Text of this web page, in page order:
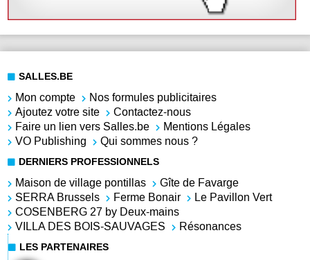
SALLES.BE
Mon compte
Nos formules publicitaires
Ajoutez votre site
Contactez-nous
Faire un lien vers Salles.be
Mentions Légales
VO Publishing
Qui sommes nous ?
DERNIERS PROFESSIONNELS
Maison de village pontillas
Gîte de Favarge
SERRA Brussels
Ferme Bonair
Le Pavillon Vert
COSENBERG 27 by Deux-mains
VILLA DES BOIS-SAUVAGES
Résonances
LES PARTENAIRES